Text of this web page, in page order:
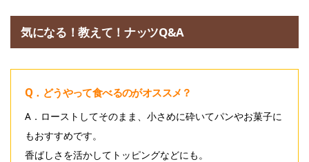
気になる！教えて！ナッツQ&A
Q．どうやって食べるのがオススメ？
A．ローストしてそのまま、小さめに砕いてパンやお菓子に
もおすすめです。
香ばしさを活かしてトッピングなどにも。